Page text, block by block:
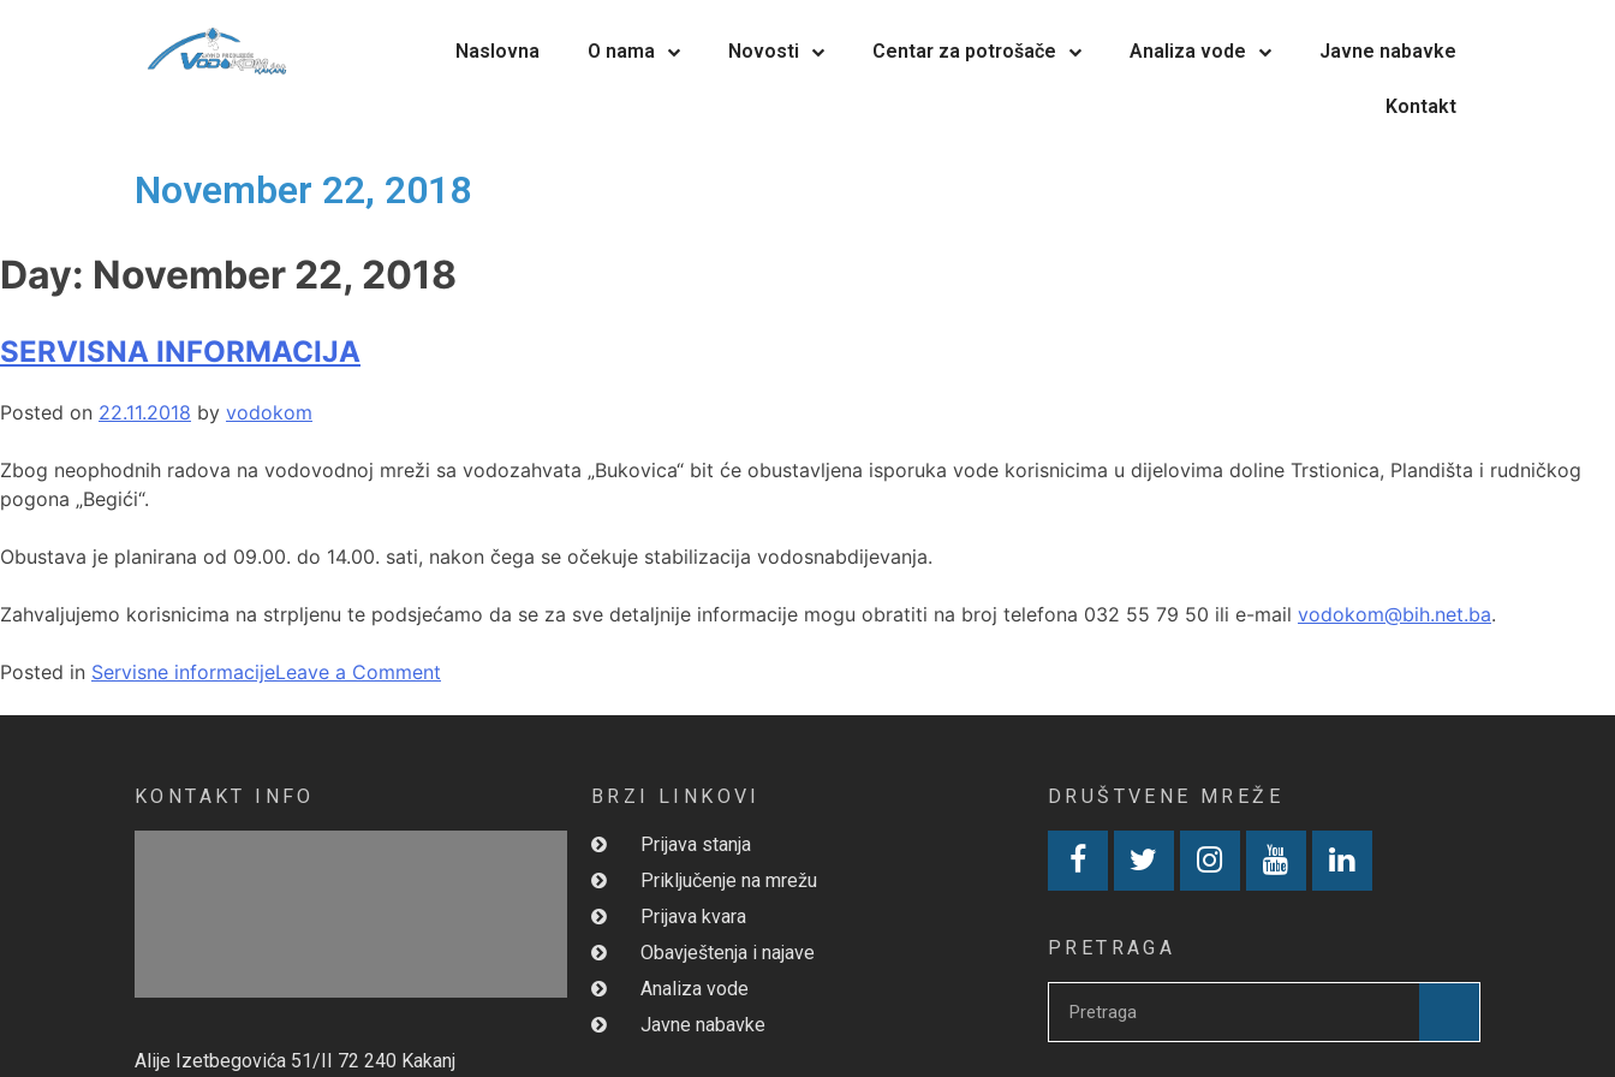
Naslovna O nama Novosti Centar za potrošače Analiza vode Javne nabavke
Kontakt
November 22, 2018
Day: November 22, 2018
SERVISNA INFORMACIJA
Posted on 22.11.2018 by vodokom
Zbog neophodnih radova na vodovodnoj mreži sa vodozahvata „Bukovica“ bit će obustavljena isporuka vode korisnicima u dijelovima doline Trstionica, Plandišta i rudničkog
pogona „Begići“.
Obustava je planirana od 09.00. do 14.00. sati, nakon čega se očekuje stabilizacija vodosnabdijevanja.
Zahvaljujemo korisnicima na strpljenu te podsjećamo da se za sve detaljnije informacije mogu obratiti na broj telefona 032 55 79 50 ili e-mail vodokom@bih.net.ba.
Posted in Servisne informacijeLeave a Comment
KONTAKT INFO
Alije Izetbegovića 51/II 72 240 Kakanj
BRZI LINKOVI
Prijava stanja
Priključenje na mrežu
Prijava kvara
Obavještenja i najave
Analiza vode
Javne nabavke
DRUŠTVENE MREŽE
PRETRAGA